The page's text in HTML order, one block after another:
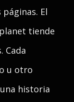
El
tiende
Cada
u otro
historia